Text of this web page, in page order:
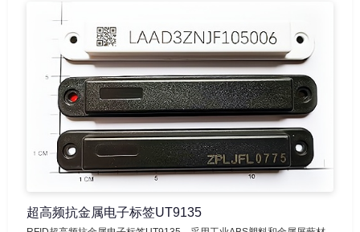
超高频抗金属电子标签UT9135